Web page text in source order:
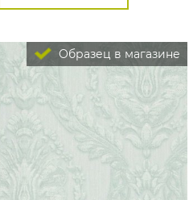
Образец в магазине